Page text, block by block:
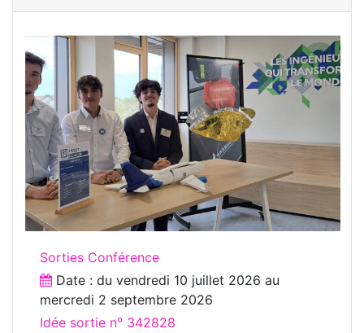
Sorties Conférence
Date : du vendredi 10 juillet 2026 au
mercredi 2 septembre 2026
Idée sortie n° 342828